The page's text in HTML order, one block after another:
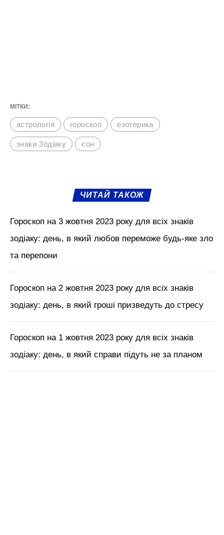
МІТКИ:
астрологія гороскоп езотерика
знаки Зодіаку сон
ЧИТАЙ ТАКОЖ
Гороскоп на 3 жовтня 2023 року для всіх знаків
зодіаку: день, в який любов переможе будь-яке зло
та перепони
Гороскоп на 2 жовтня 2023 року для всіх знаків
зодіаку: день, в який гроші призведуть до стресу
Гороскоп на 1 жовтня 2023 року для всіх знаків
зодіаку: день, в який справи підуть не за планом